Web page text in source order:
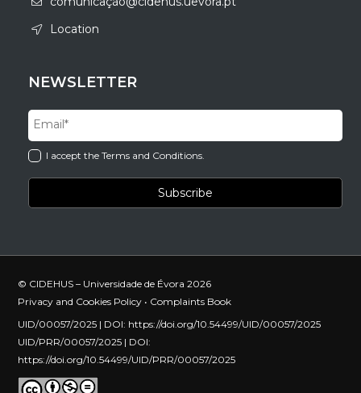
Location
NEWSLETTER
I accept the Terms and Conditions.
© CIDEHUS – Universidade de Évora 2026
Privacy and Cookies Policy • Complaints Book
UID/00057/2025 | DOI: https://doi.org/10.54499/UID/00057/2025
UID/PRR/00057/2025 | DOI:
https://doi.org/10.54499/UID/PRR/00057/2025